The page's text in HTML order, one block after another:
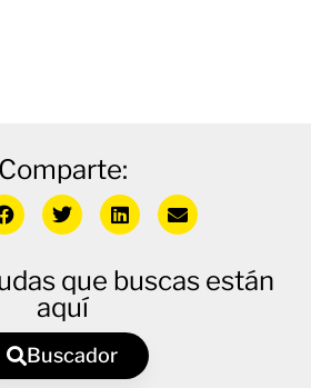
Comparte:
que buscas están
aquí
Buscador